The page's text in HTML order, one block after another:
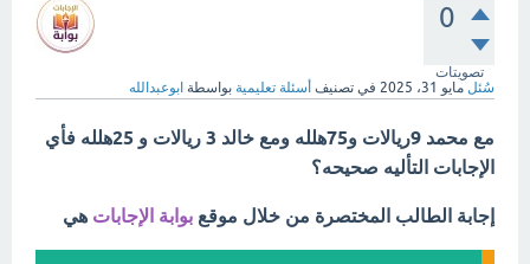
0
تصويتات
سُئل مايو 31، 2025 في تصنيف أسئلة تعليمية بواسطة ابوعبدالله
مع محمد 9ريالات و75هلله ومع خالد 3 ريالات و 25هلله فأي
الإجابات التأليه صحيحه؟
إجابة الطالب المختصرة من خلال موقع بوابة الإجابات هي